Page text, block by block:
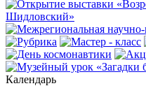
Календарь